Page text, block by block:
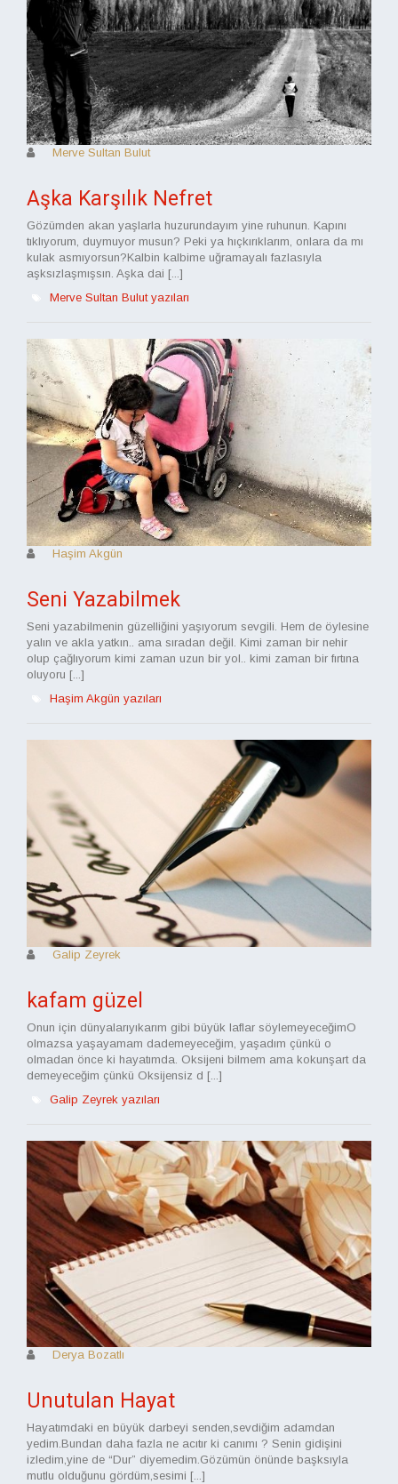
Merve Sultan Bulut
Aşka Karşılık Nefret
Gözümden akan yaşlarla huzurundayım yine ruhunun. Kapını
tıklıyorum, duymuyor musun? Peki ya hıçkırıklarım, onlara da mı
kulak asmıyorsun?Kalbin kalbime uğramayalı fazlasıyla
aşksızlaşmışsın. Aşka dai [...]
Merve Sultan Bulut yazıları
Haşim Akgün
Seni Yazabilmek
Seni yazabilmenin güzelliğini yaşıyorum sevgili. Hem de öylesine
yalın ve akla yatkın.. ama sıradan değil. Kimi zaman bir nehir
olup çağlıyorum kimi zaman uzun bir yol.. kimi zaman bir fırtına
oluyoru [...]
Haşim Akgün yazıları
Galip Zeyrek
kafam güzel
Onun için dünyalarıyıkarım gibi büyük laflar söylemeyeceğimO
olmazsa yaşayamam dademeyeceğim, yaşadım çünkü o
olmadan önce ki hayatımda. Oksijeni bilmem ama kokunşart da
demeyeceğim çünkü Oksijensiz d [...]
Galip Zeyrek yazıları
Derya Bozatlı
Unutulan Hayat
Hayatımdaki en büyük darbeyi senden,sevdiğim adamdan
yedim.Bundan daha fazla ne acıtır ki canımı ? Senin gidişini
izledim,yine de “Dur” diyemedim.Gözümün önünde başksıyla
mutlu olduğunu gördüm,sesimi [...]